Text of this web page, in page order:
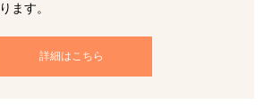
ます。
詳細はこちら